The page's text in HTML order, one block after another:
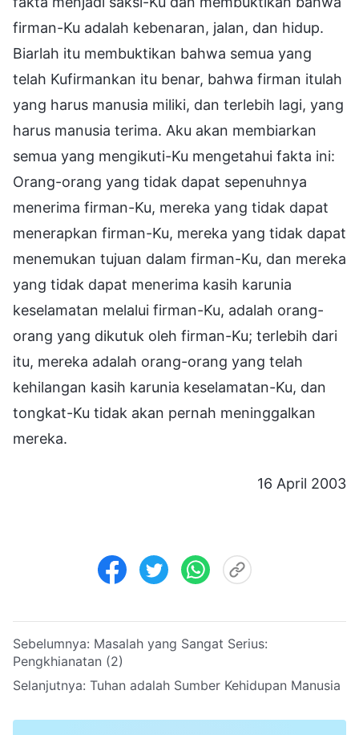
firman-Ku adalah kebenaran, jalan, dan hidup.
Biarlah itu membuktikan bahwa semua yang
telah Kufirmankan itu benar, bahwa firman itulah
yang harus manusia miliki, dan terlebih lagi, yang
harus manusia terima. Aku akan membiarkan
semua yang mengikuti-Ku mengetahui fakta ini:
Orang-orang yang tidak dapat sepenuhnya
menerima firman-Ku, mereka yang tidak dapat
menerapkan firman-Ku, mereka yang tidak dapat
menemukan tujuan dalam firman-Ku, dan mereka
yang tidak dapat menerima kasih karunia
keselamatan melalui firman-Ku, adalah orang-
orang yang dikutuk oleh firman-Ku; terlebih dari
itu, mereka adalah orang-orang yang telah
kehilangan kasih karunia keselamatan-Ku, dan
tongkat-Ku tidak akan pernah meninggalkan
mereka.
16 April 2003
Sebelumnya: Masalah yang Sangat Serius:
Pengkhianatan (2)
Selanjutnya: Tuhan adalah Sumber Kehidupan Manusia